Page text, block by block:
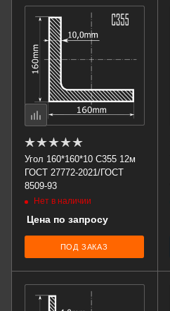
Угол 160*160*10 С355 12м
ГОСТ 27772-2021/ГОСТ
8509-93
Нет в наличии
Цена по запросу
ПОД ЗАКАЗ